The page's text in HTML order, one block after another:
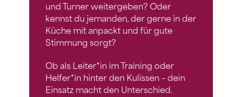
und Turner weitergeben? Oder
kennst du jemanden, der gerne in der
Küche mit anpackt und für gute
Stimmung sorgt?
Ob als Leiter*in im Training oder
Helfer*in hinter den Kulissen – dein
Einsatz macht den Unterschied.